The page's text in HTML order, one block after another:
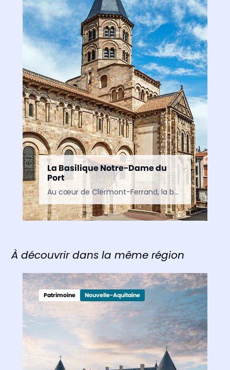
La Basilique Notre-Dame du
Port
Au cœur de Clermont-Ferrand, la basilique Notre-Dame-du-Port est l’un des plus beaux chefs-d’œuvre de l’art roman en Auvergne. Classée au patrimoine mondial de l’UNESCO, elle séduit par son architecture, ses…
À découvrir dans la même région
Patrimoine Nouvelle-Aquitaine